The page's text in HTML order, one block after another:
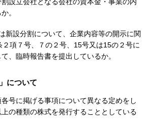
設立会社となる会社の資本金・事業の内
。
新設分割について、企業内容等の開示に関
項７号、７の２号、15号又は15の２号に
、臨時報告書を提出しているか。
について
号に掲げる事項について異なる定めをし
の種類の株式を発行することとしている